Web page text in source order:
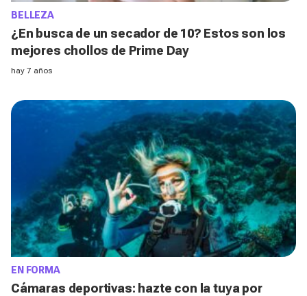
BELLEZA
¿En busca de un secador de 10? Estos son los
mejores chollos de Prime Day
hay 7 años
EN FORMA
Cámaras deportivas: hazte con la tuya por